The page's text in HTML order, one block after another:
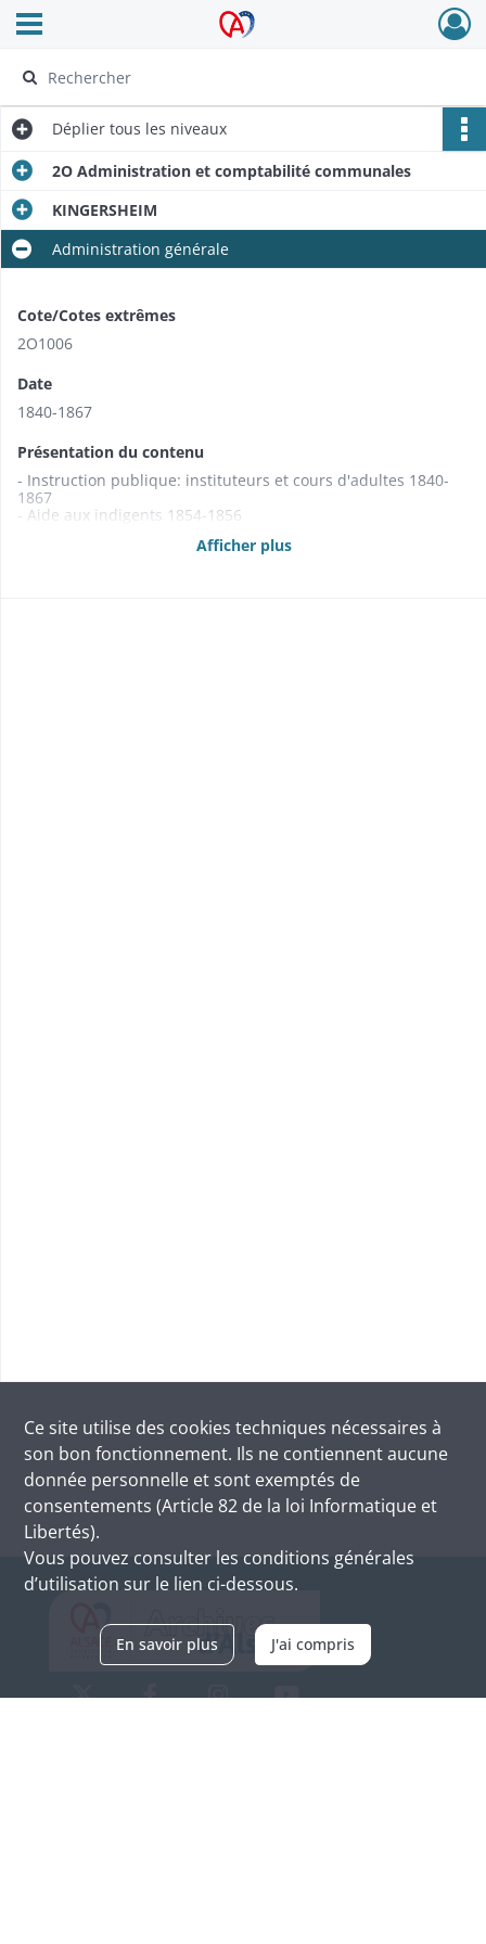
Archives Alsace - Colmar
Ouvrir le menu déroulant
Déplier tous les niveaux
2O Administration et comptabilité communales
KINGERSHEIM
Administration générale
Cote/Cotes extrêmes
2O1006
Date
1840-1867
Présentation du contenu
- Instruction publique: instituteurs et cours d'adultes 1840-
1867
- Aide aux indigents 1854-1856
Afficher plus
Ce site utilise des cookies techniques nécessaires à
son bon fonctionnement. Ils ne contiennent aucune
donnée personnelle et sont exemptés de
consentements (Article 82 de la loi Informatique et
Libertés).
Vous pouvez consulter les conditions générales
d’utilisation sur le lien ci-dessous.
En savoir plus J'ai compris